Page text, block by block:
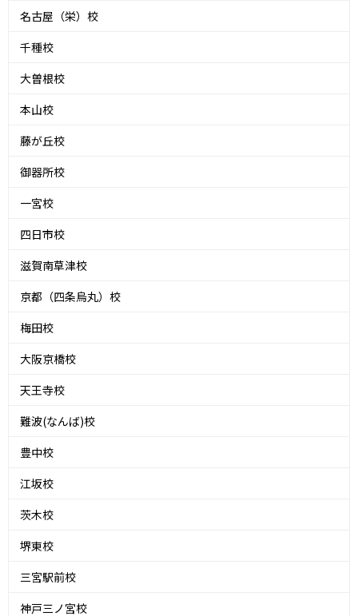
名古屋（栄）校
千種校
大曽根校
本山校
藤が丘校
御器所校
一宮校
四日市校
滋賀南草津校
京都（四条烏丸）校
梅田校
大阪京橋校
天王寺校
難波(なんば)校
豊中校
江坂校
茨木校
堺東校
三宮駅前校
神戸三ノ宮校